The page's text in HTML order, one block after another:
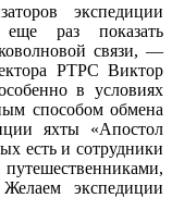
экспедиции
раз показать
связи, —
РТРС Виктор
в условиях
способом обмена
яхты «Апостол
есть и сотрудники
экспедиции